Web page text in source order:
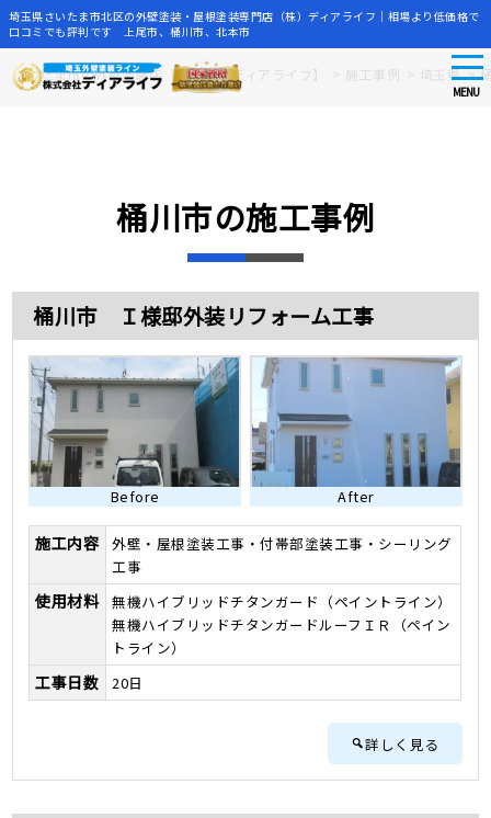
Skip
to
埼玉県さいたま市北区の外壁塗装・屋根塗装専門店（株）ディアライフ｜相場より低価格で
口コミでも評判です 上尾市、桶川市、北本市
MENU
さいたま市の外壁塗装店【株式会社ディアライフ】 施工事例 埼玉県>
桶川市の施工事例
桶川市 Ｉ様邸外装リフォーム工事
Before After
施工内容
外壁・屋根塗装工事・付帯部塗装工事・シーリング
工事
使用材料
無機ハイブリッドチタンガード（ペイントライン）
無機ハイブリッドチタンガードルーフＩＲ（ペイン
トライン）
工事日数 20日
詳しく見る